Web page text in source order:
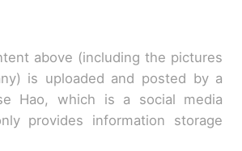
above (including the pictures
is uploaded and posted by a
Hao, which is a social media
provides information storage